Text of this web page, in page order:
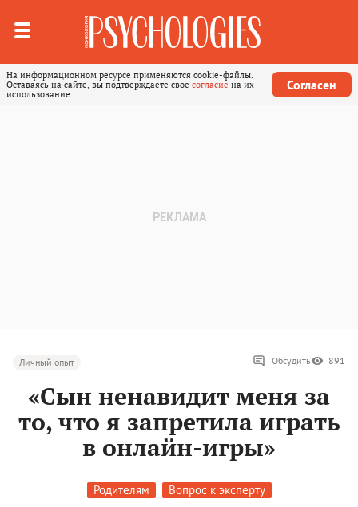
На информационном ресурсе применяются cookie-файлы.
Оставаясь на сайте, вы подтверждаете свое согласие на их
использование.
Согласен
Личный опыт Обсудить 891
«Сын ненавидит меня за
то, что я запретила играть
в онлайн-игры»
Родителям Вопрос к эксперту